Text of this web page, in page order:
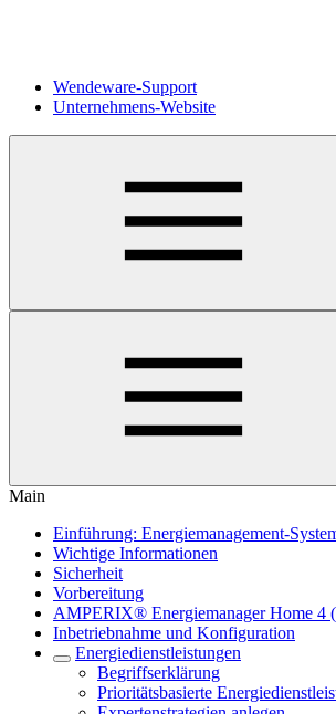
Wendeware-Support
Unternehmens-Website
Main
Einführung: Energiemanagement-
Wichtige Informationen
Sicherheit
Vorbereitung
AMPERIX® Energiemanager Home 4
Inbetriebnahme und Konfiguration
Energiedienstleistungen
Begriffserklärung
Prioritätsbasierte